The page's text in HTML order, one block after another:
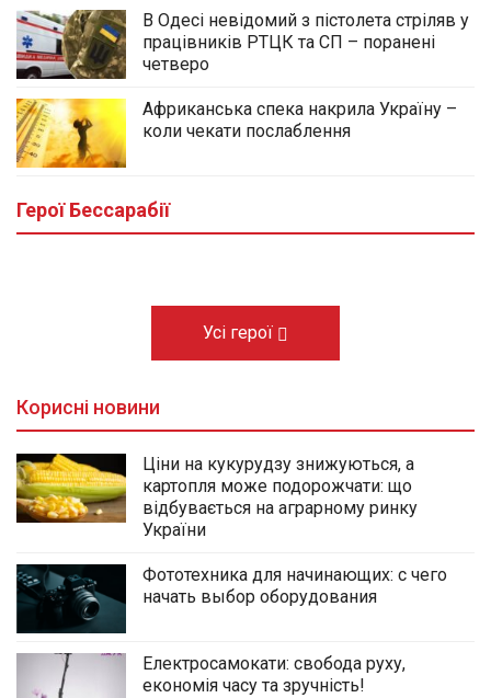
В Одесі невідомий з пістолета стріляв у
працівників РТЦК та СП – поранені
четверо
Африканська спека накрила Україну –
коли чекати послаблення
Герої Бессарабії
У центральному сквері Болграда
облаштовують Алею Слави полеглих
Героїв громади
03.08.2026
Усі герої
Корисні новини
Ціни на кукурудзу знижуються, а
картопля може подорожчати: що
відбувається на аграрному ринку
України
Фототехника для начинающих: с чего
начать выбор оборудования
Електросамокати: свобода руху,
економія часу та зручність!